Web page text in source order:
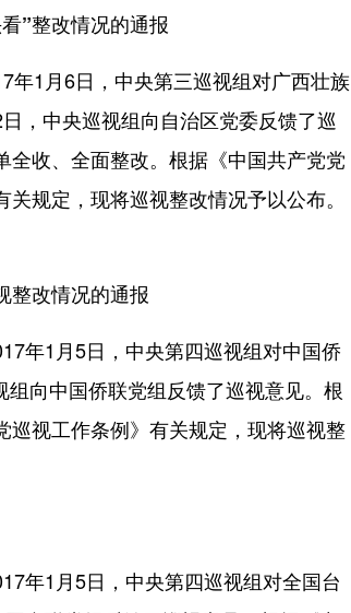
”整改情况的通报
1月6日，中央第三巡视组对广西壮族
，中央巡视组向自治区党委反馈了巡
收、全面整改。根据《中国共产党党
规定，现将巡视整改情况予以公布。
整改情况的通报
年1月5日，中央第四巡视组对中国侨
向中国侨联党组反馈了巡视意见。根
视工作条例》有关规定，现将巡视整
1月5日，中央第四巡视组对全国台